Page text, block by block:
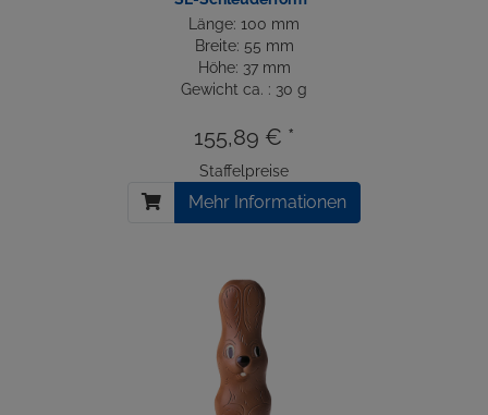
Länge: 100 mm
Breite: 55 mm
Höhe: 37 mm
Gewicht ca. : 30 g
155,89 € *
Staffelpreise
Mehr Informationen